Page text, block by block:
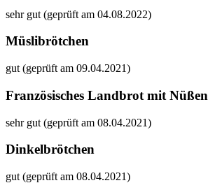
sehr gut (geprüft am 04.08.2022)
Müslibrötchen
gut (geprüft am 09.04.2021)
Französisches Landbrot mit Nüßen
sehr gut (geprüft am 08.04.2021)
Dinkelbrötchen
gut (geprüft am 08.04.2021)